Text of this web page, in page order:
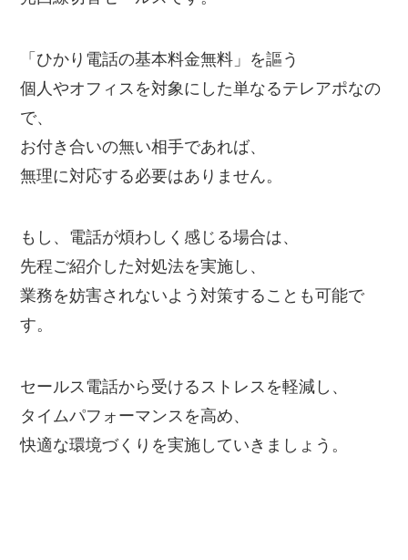
「ひかり電話の基本料金無料」を謳う
個人やオフィスを対象にした単なるテレアポなの
で、
お付き合いの無い相手であれば、
無理に対応する必要はありません。
もし、電話が煩わしく感じる場合は、
先程ご紹介した対処法を実施し、
業務を妨害されないよう対策することも可能で
す。
セールス電話から受けるストレスを軽減し、
タイムパフォーマンスを高め、
快適な環境づくりを実施していきましょう。